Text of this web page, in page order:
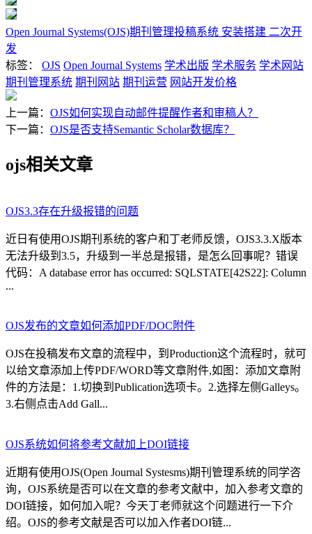
Open Journal Systems(OJS)期刊管理投稿系统 安装搭建 二次开
发
标签：
OJS Open Journal Systems 学术出版 学术服务 学术网站
期刊管理系统 期刊网站 期刊运营 网站开发价格
上一篇： OJS如何实现自动邮件提醒作者和审稿人？
下一篇： OJS是否支持Semantic Scholar数据库？
ojs相关文章
OJS3.3存在升级报错的问题
近日有使用OJS期刊系统的客户和丁老师反馈，OJS3.3.X版本
无法升级到3.5，升级到一半总是报错，是怎么回事呢？错误
代码：A database error has occurred: SQLSTATE[42S22]: Column
...
OJS发布的文章如何添加PDF/DOC附件
OJS在投稿发布文章的流程中，到Production这个流程时，就可
以给文章添加上传PDF/WORD等文章附件,如图：添加文章附
件的方法是：1.切换到Publication选项卡。2.选择左侧Galleys。
3.右侧点击Add Gall...
OJS系统如何将参考文献加上DOI链接
近期有使用OJS(Open Journal Systesms)期刊管理系统的同学咨
询，OJS系统是否可以在文章的参考文献中，加入参考文章的
DOI链接，如何加入呢？今天丁老师就这个问题进行一下介
绍。OJS的参考文献是否可以加入作者DOI链...